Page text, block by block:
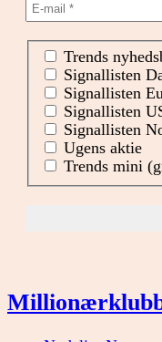
Trends
Signallisten
Signallisten
Signallisten
Signallisten
Ugens aktie
Trends mini